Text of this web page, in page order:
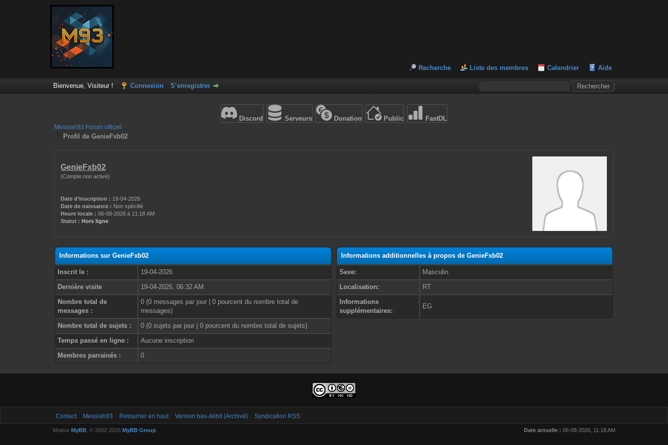
Recherche Liste des membres Calendrier Aide
Bienvenue, Visiteur ! Connexion S’enregistrer
Discord Serveurs Donation Public FastDL
Messiah93 Forum officiel
Profil de GenieFxb02
GenieFxb02
(Compte non activé)
Date d’inscription : 19-04-2026
Date de naissance : Non spécifié
Heure locale : 06-08-2026 à 11:18 AM
Statut : Hors ligne
Informations sur GenieFxb02
Inscrit le :
19-04-2026
Dernière visite
19-04-2026, 06:32 AM
Nombre total de
messages :
0 (0 messages par jour | 0 pourcent du nombre total de
messages)
Nombre total de sujets :
0 (0 sujets par jour | 0 pourcent du nombre total de sujets)
Temps passé en ligne :
Aucune inscription
Membres parrainés :
0
Informations additionnelles à propos de GenieFxb02
Sexe:
Masculin
Localisation:
RT
Informations
supplémentaires:
EG
Contact Messiah93 Retourner en haut Version bas-débit (Archivé) Syndication RSS
Date actuelle : 06-08-2026, 11:18 AM
Moteur MyBB, © 2002-2026 MyBB Group.